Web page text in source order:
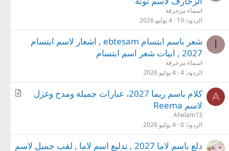
اسماء مزخرفة
الردود 19 4 يوليو 2026
ا
شعر باسم ابتسام ebtesam , اشعار لاسم ابتسام
2027 , ابيات شعر اسم ابتسام
اسماء مزخرفة
الردود 4 4 يوليو 2026
A
كلام باسم ريما 2027، عبارات جميلة ومدح وغزل
لاسم Reema
Ahelam13
الردود 0 4 يوليو 2026
دلع باسم لاما 2027 , تدليع اسم لاما , لقب جميل لاسم